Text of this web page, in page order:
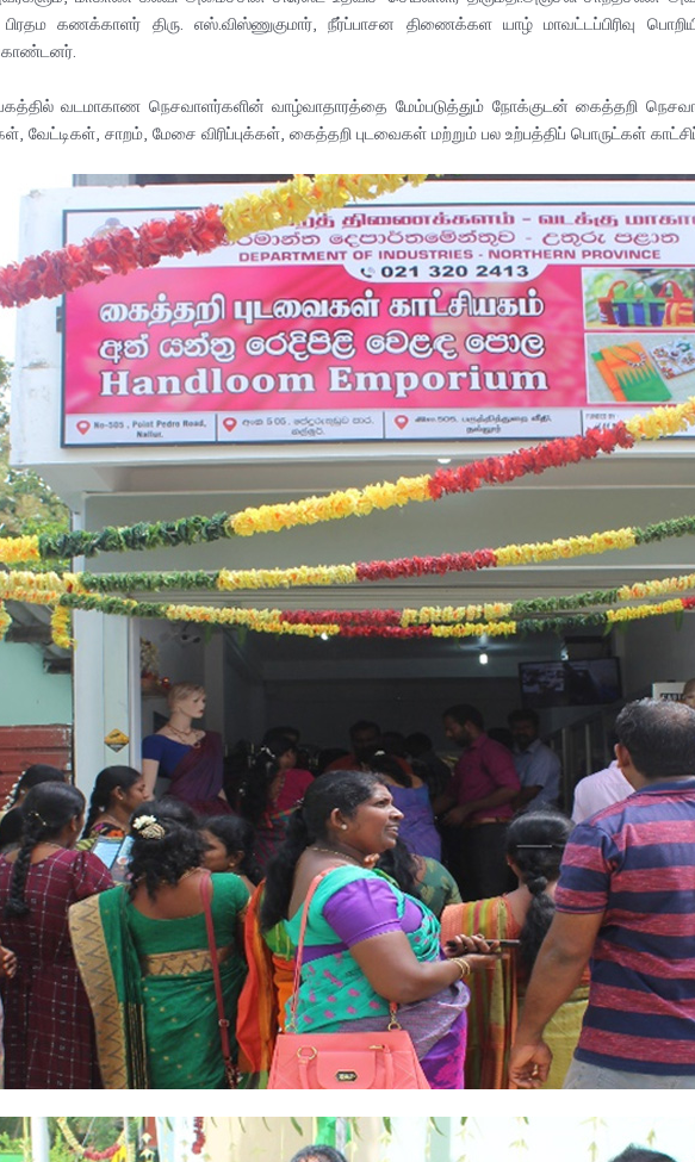
கணக்காளர் திரு. எஸ்.விஸ்ணுகுமார், நீர்ப்பாசன திணைக்கள யாழ் மாவட்டப்பிரிவு
வடமாகாண நெசவாளர்களின் வாழ்வாதாரத்தை மேம்படுத்தும் நோக்குடன் கைத்தறி
சாறம், மேசை விரிப்புக்கள், கைத்தறி புடவைகள் மற்றும் பல உற்பத்திப் பொருட்கள்